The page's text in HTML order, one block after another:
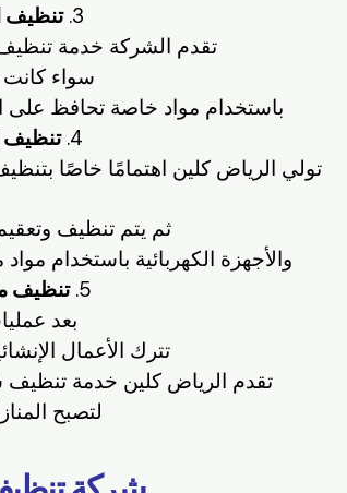
3. تنظيف
تقدم الشركة خدمة
سواء كانت
باستخدام مواد خاصة تحافظ على
4. تنظيف
تولي الرياض كلين اهتمامًا خاصًا
ثم يتم تنظيف
والأجهزة الكهربائية باستخدام
5. تنظيف
بعد
تترك الأعمال
تقدم الرياض كلين خدمة تنظيف
لتصبح